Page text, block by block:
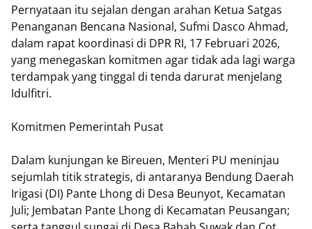
Pernyataan itu sejalan dengan arahan Ketua Satgas
Penanganan Bencana Nasional, Sufmi Dasco Ahmad,
dalam rapat koordinasi di DPR RI, 17 Februari 2026,
yang menegaskan komitmen agar tidak ada lagi warga
terdampak yang tinggal di tenda darurat menjelang
Idulfitri.
Komitmen Pemerintah Pusat
Dalam kunjungan ke Bireuen, Menteri PU meninjau
sejumlah titik strategis, di antaranya Bendung Daerah
Irigasi (DI) Pante Lhong di Desa Beunyot, Kecamatan
Juli; Jembatan Pante Lhong di Kecamatan Peusangan;